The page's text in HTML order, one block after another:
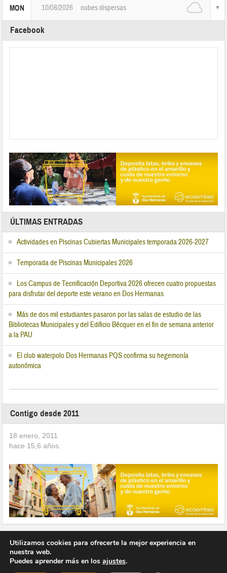
MON 10/08/2026 nubes dispersas
Facebook
ÚLTIMAS ENTRADAS
Actividades en Piscinas Cubiertas Municipales temporada 2026-2027
Temporada de Piscinas Municipales 2026
Los Campus de Tecnificación Deportiva 2026 ofrecen cuatro propuestas
para disfrutar del deporte este verano en Dos Hermanas
Más de dos mil estudiantes pasaron por las salas de estudio de las
Bibliotecas Municipales y del Edificio Bécquer en el fin de semana anterior
a la PAU
El club waterpolo Dos Hermanas PQS confirma su hegemonía
autonómica
Contigo desde 2011
18 enero, 2011
hace 15,6 años.
Utilizamos cookies para ofrecerte la mejor experiencia en
nuestra web.
Puedes aprender más en los ajustes.